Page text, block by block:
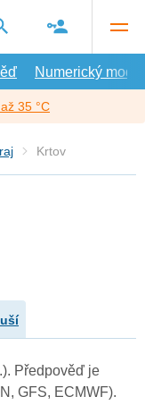
Numerický model
35 °C
Krtov
Předpověď je
GFS, ECMWF).